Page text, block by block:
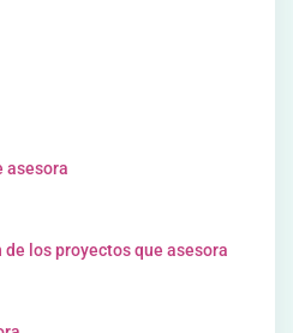
asesora
los proyectos que asesora